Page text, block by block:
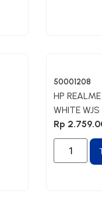
50001208
HP
WHITE WJS
Rp